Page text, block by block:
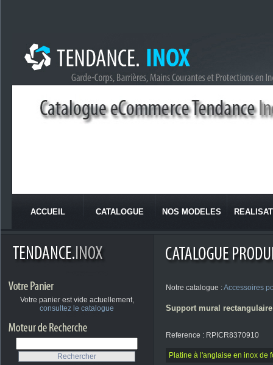
ACCUEIL CATALOGUE NOS MODELES
Votre panier est vide actuellement,
consultez le catalogue
Notre catalogue :Accessoires
Support mural
Reference : RPICR8370910
Platine à l'anglaise en inox de